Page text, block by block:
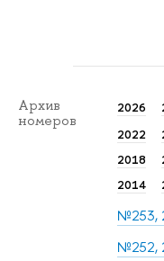
Архив
номеров
2026
2022
2018
2014
№253,
№252,